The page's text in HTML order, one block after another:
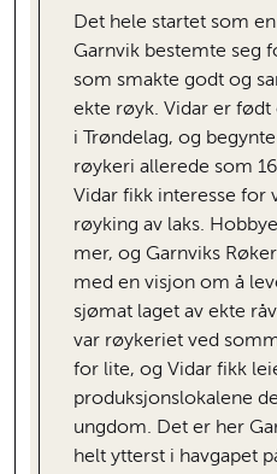
Det hele startet som
Garnvik bestemte seg
som smakte godt og
ekte røyk. Vidar er født
i Trøndelag, og
røykeri allerede som
Vidar fikk interesse for
røyking av laks.
mer, og Garnviks
med en visjon om å
sjømat laget av ekte
var røykeriet ved
for lite, og Vidar fikk
produksjonslokalene
ungdom. Det er her
helt ytterst i havgapet